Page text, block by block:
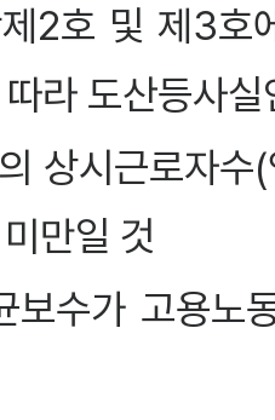
2호 및 제3호
라 도산등사
상시근로자
만일 것
수가 고용노